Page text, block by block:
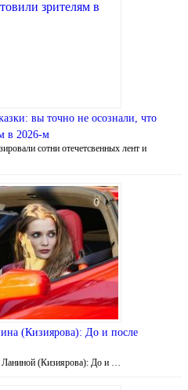
вы точно не осознали, что
в 2026-м
сотни отечетсвенных лент и
(Кизиярова): До и после
(Кизиярова): До и …